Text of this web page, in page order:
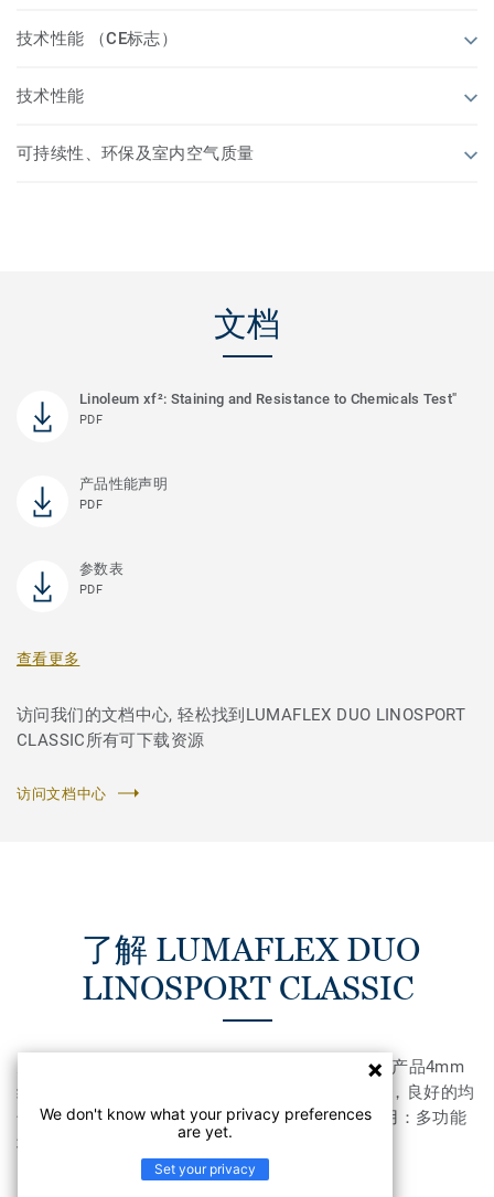
技术性能 （CE标志）
技术性能
可持续性、环保及室内空气质量
文档
Linoleum xf²: Staining and Resistance to Chemicals Test"
PDF
产品性能声明
PDF
参数表
PDF
查看更多
访问我们的文档中心, 轻松找到LUMAFLEX DUO LINOSPORT
CLASSIC所有可下载资源
访问文档中心
了解 LUMAFLEX DUO
LINOSPORT CLASSIC
天然且性能优异的产品22mm结合亚麻 面层的运动产品4mm
纯亚麻层提供无尽创新可能性自然的同质透心结构，良好的均
匀性Linofinish：生产现场进行表面预处理推荐应用：多功能
场所
We don't know what your privacy preferences
are yet.
Set your privacy